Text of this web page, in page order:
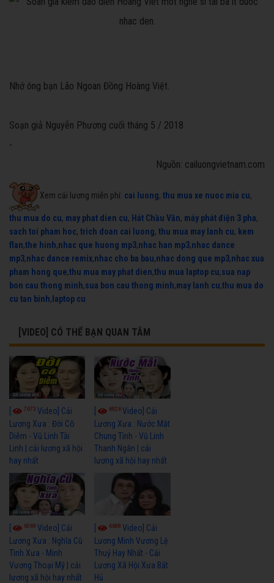
Nhớ ông bạn Lão Ngoan Đồng Hoàng Việt.
Soạn giả Nguyễn Phương cuối tháng 5 / 2018
-
Nguồn: cailuongvietnam.com
Xem cải lương miễn phí: cai luong, thu mua xe nuoc mia cu,
thu mua do cu, may phat dien cu, Hát Chầu Văn, máy phát điện 3 pha,
sach toi pham hoc, trich doan cai luong, thu mua may lanh cu, kem
flan,the hinh,nhac que huong mp3,nhac han mp3,nhac dance
mp3,nhac dance remix,nhac cho ba bau,nhac dong que mp3,nhac xua
pham hong que,thu mua may phat dien,thu mua laptop cu,sua nap
bon cau thong minh,sua bon cau thong minh,may lanh cu,thu mua do
cu tan binh, laptop cu
[VIDEO] CÓ THỂ BẠN QUAN TÂM
7673 Video] Cải
Lương Xưa : Đời Cô
Diễm - Vũ Linh Tài
Linh | cải lương xã hội
hay nhất
6926Video] Cải
Lương Xưa : Nước Mắt
Chung Tình - Vũ Linh
Thanh Ngân | cải
lương xã hội hay nhất
6069 Video] Cải
Lương Xưa : Nghĩa Cũ
Tình Xưa - Minh
Vương Thoại Mỹ | cải
lương xã hội hay nhất
6688Video] Cải
Lương Minh Vương Lệ
Thuỷ Hay Nhất - Cải
Lương Xã Hội Xưa Bất
Hủ